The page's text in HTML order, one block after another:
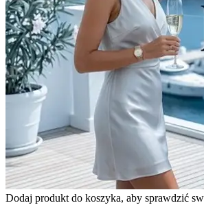
Dodaj produkt do koszyka, aby sprawdzić